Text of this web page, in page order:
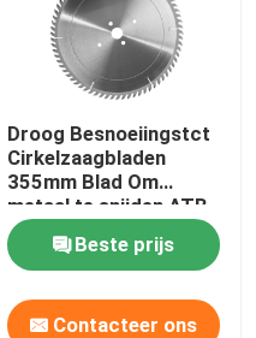
Droog Besnoeiingstct
Cirkelzaagbladen
355mm Blad Om
metaal te snijden ATB
Beste prijs
Contacteer ons